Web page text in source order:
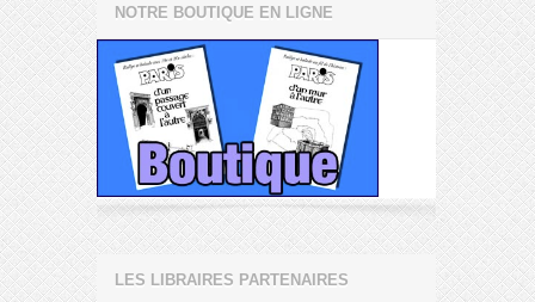
NOTRE BOUTIQUE EN LIGNE
LES LIBRAIRES PARTENAIRES